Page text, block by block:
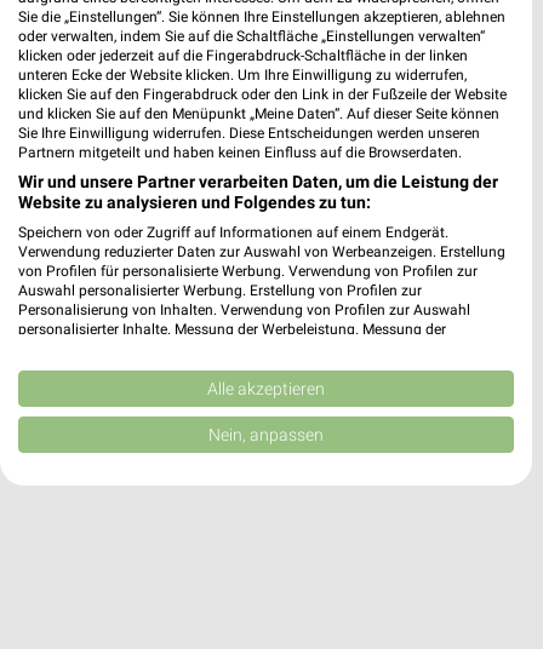
Heute 08:00 - 20:00 Uhr | Geschlossen
59,64 km
Globus Baumarkt Forchheim
Willy-Brandt-Allee 1
91301 Forchheim
Heute 08:00 - 20:00 Uhr |
Geschlossen
65,69 km
Sie die „Einstellungen“. Sie können Ihre Einstellungen akzeptieren, ablehnen
oder verwalten, indem Sie auf die Schaltfläche „Einstellungen verwalten“
klicken oder jederzeit auf die Fingerabdruck-Schaltfläche in der linken
unteren Ecke der Website klicken. Um Ihre Einwilligung zu widerrufen,
klicken Sie auf den Fingerabdruck oder den Link in der Fußzeile der Website
und klicken Sie auf den Menüpunkt „Meine Daten“. Auf dieser Seite können
Sie Ihre Einwilligung widerrufen. Diese Entscheidungen werden unseren
Partnern mitgeteilt und haben keinen Einfluss auf die Browserdaten.
Wir und unsere Partner verarbeiten Daten, um die Leistung der
Website zu analysieren und Folgendes zu tun:
Speichern von oder Zugriff auf Informationen auf einem Endgerät.
Verwendung reduzierter Daten zur Auswahl von Werbeanzeigen. Erstellung
von Profilen für personalisierte Werbung. Verwendung von Profilen zur
Auswahl personalisierter Werbung. Erstellung von Profilen zur
Personalisierung von Inhalten. Verwendung von Profilen zur Auswahl
personalisierter Inhalte. Messung der Werbeleistung. Messung der
Kombinationen von Daten aus verschiedenen Quellen. Entwicklung und
Verbesserung der Angebote. Verwendung reduzierter Daten zur Auswahl
von Inhalten.
Daten können außerhalb der Europäischen Union weitergegeben und in die
USA gesendet werden.
Website/App.
Alle akzeptieren
Nein, anpassen